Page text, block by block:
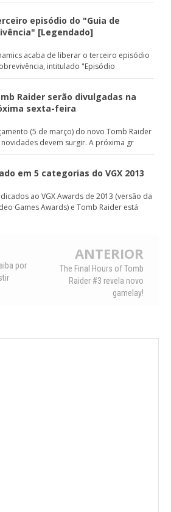
episódio do "Guia de
[Legendado]
acaba de liberar o terceiro episódio
intitulado "Episódio
Raider serão divulgadas na
sexta-feira
(5 de março) do novo Tomb Raider
devem surgir. A próxima gr
em 5 categorias do VGX 2013
ao VGX Awards de 2013 (versão da
Games Awards) e Tomb Raider está
por
ANTERIOR
The Final Hours of Tomb
Raider #3 revela novo
gamelay!